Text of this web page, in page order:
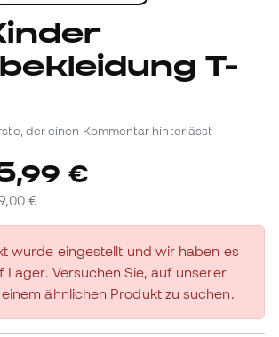
T-
der einen Kommentar hinterlässt
,99 €
€
wurde eingestellt und wir haben es
Lager. Versuchen Sie, auf unserer
ähnlichen Produkt zu suchen.